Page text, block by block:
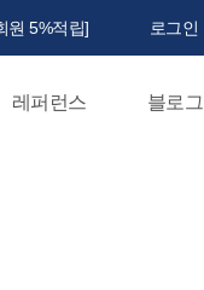
원 5%적립] 로그인
레퍼런스 블로그